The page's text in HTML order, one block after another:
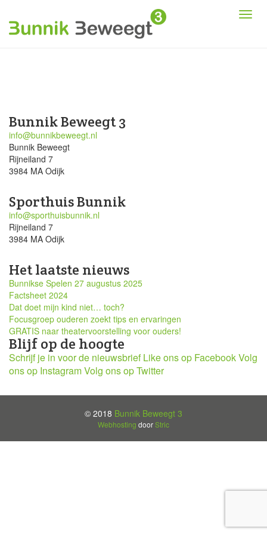
Bunnik Beweegt 3
info@bunnikbeweegt.nl
Bunnik Beweegt
Rijneiland 7
3984 MA Odijk
Sporthuis Bunnik
info@sporthuisbunnik.nl
Rijneiland 7
3984 MA Odijk
Het laatste nieuws
Bunnikse Spelen 27 augustus 2025
Factsheet 2024
Dat doet mijn kind niet… toch?
Focusgroep ouderen zoekt tips en ervaringen
GRATIS naar theatervoorstelling voor ouders!
Blijf op de hoogte
Schrijf je in voor de nieuwsbrief Like ons op FacebookVolg
ons op InstagramVolg ons op Twitter
© 2018 Bunnik Beweegt 3
Webhosting doorStric